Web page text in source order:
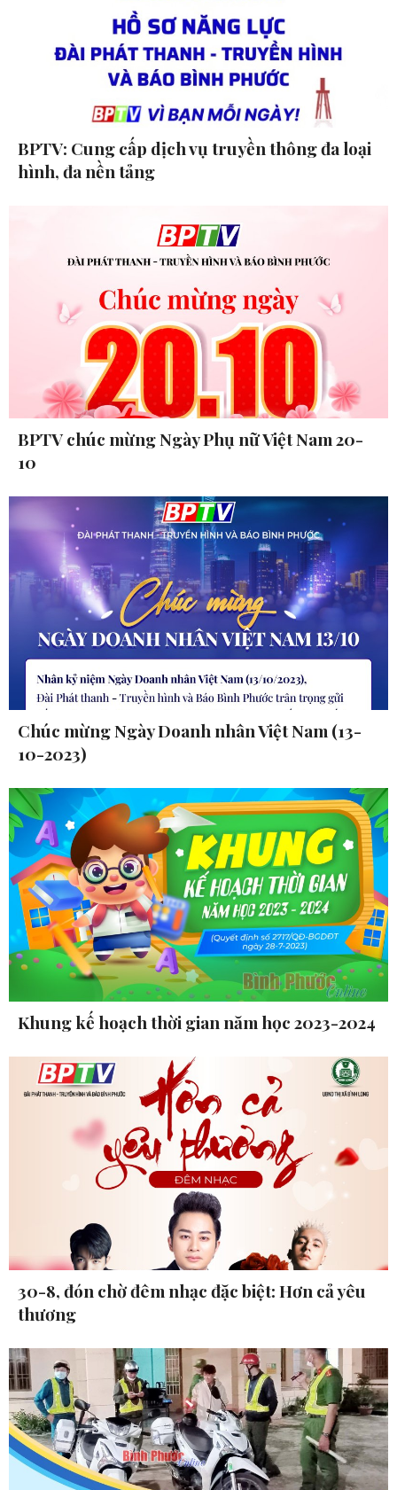
BPTV: Cung cấp dịch vụ truyền thông đa loại
hình, đa nền tảng
BPTV chúc mừng Ngày Phụ nữ Việt Nam 20-
10
Chúc mừng Ngày Doanh nhân Việt Nam (13-
10-2023)
Khung kế hoạch thời gian năm học 2023-2024
30-8, đón chờ đêm nhạc đặc biệt: Hơn cả yêu
thương